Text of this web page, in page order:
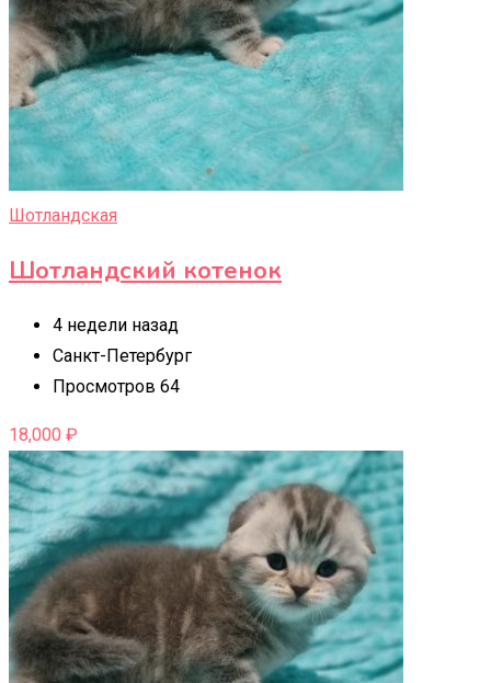
Шотландская
Шотландский котенок
4 недели назад
Санкт-Петербург
Просмотров 64
18,000 ₽